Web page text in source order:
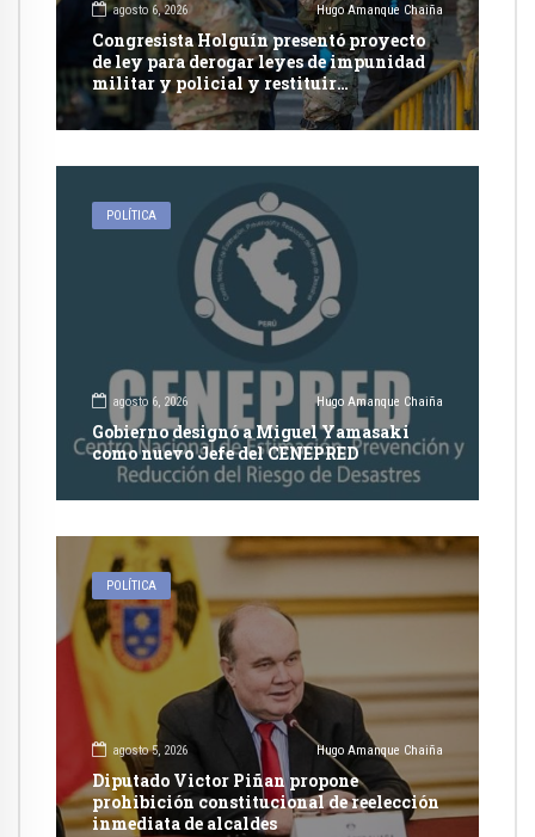
agosto 6, 2026 Hugo Amanque Chaiña
Congresista Holguín presentó proyecto
de ley para derogar leyes de impunidad
militar y policial y restituir
competencia de justicia ordinaria
POLÍTICA
agosto 6, 2026 Hugo Amanque Chaiña
Gobierno designó a Miguel Yamasaki
como nuevo Jefe del CENEPRED
POLÍTICA
agosto 5, 2026 Hugo Amanque Chaiña
Diputado Victor Piñan propone
prohibición constitucional de reelección
inmediata de alcaldes